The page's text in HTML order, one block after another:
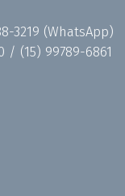
3219 (WhatsApp)
/ (15) 99789-6861